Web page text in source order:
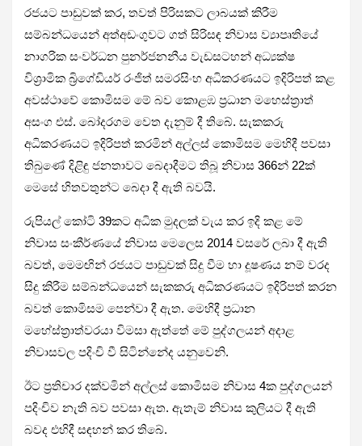
රජයට පාඩුවක් කර, තවත් පිරිසකට ලාබයක් කිරීම
සම්බන්ධයෙන් අත්අඩංගුවට ගත් සිරිසඳ නිවාස ව්‍යාපෘතියේ
නාගරික සංවර්ධන පුනර්ජනනීය වැඩසටහන් අධ්‍යක්ෂ
විශ්‍රාමික බ්‍රිගේඩියර් රංජිත් සමරසිංහ අධිකරණයට ඉදිරිපත් කළ
අවස්ථාවේ කොමිසම මේ බව කොළඹ ප්‍රධාන මහෙස්ත්‍රාත්
අසංග එස්. බෝදරගම වෙත දැනුම් දී තිබේ. සැකකරු
අධිකරණයට ඉදිරිපත් කරමින් අල්ලස් කොමිසම මෙහිදී පවසා
තිබුණේ දිළිඳු ජනතාවට බෙදාදීමට තිබූ නිවාස 366න් 22ක්
මෙසේ හිතවතුන්ට බෙදා දී ඇති බවයි.
රුපියල් කෝටි 39කට අධික මුදලක් වැය කර ඉදි කළ මේ
නිවාස සංකීර්ණයේ නිවාස මෙලෙස 2014 වසරේ ලබා දී ඇති
බවත්, මෙමඟින් රජයට පාඩුවක් සිදු වීම හා දූෂණය නම් වරද
සිදු කිරීම සම්බන්ධයෙන් සැකකරු අධිකරණයට ඉදිරිපත් කරන
බවත් කොමිසම පෙන්වා දී ඇත. මෙහිදී ප්‍රධාන
මහේස්ත්‍රාත්වරයා විමසා ඇත්තේ මේ පුද්ගලයන් අදාළ
නිවාසවල පදිංචි වී සිටින්නේද යනුවෙනි.
ඊට ප්‍රතිචාර දක්වමින් අල්ලස් කොමිසම නිවාස 4ක පුද්ගලයන්
පදිංචිව නැති බව පවසා ඇත. ඇතැම් නිවාස කුලියට දී ඇති
බවද එහිදී සඳහන් කර තිබේ.